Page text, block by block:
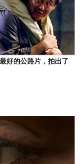
好的公路片，拍出了